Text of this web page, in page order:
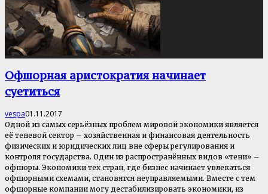
Офшорная аристократия начинает
суетиться
vespa01.11.2017
Одной из самых серьёзных проблем мировой экономики является
её теневой сектор – хозяйственная и финансовая деятельность
физических и юридических лиц вне сферы регулирования и
контроля государства. Один из распространённых видов «тени» –
офшоры. Экономики тех стран, где бизнес начинает увлекаться
офшорными схемами, становятся неуправляемыми. Вместе с тем
офшорные компании могу дестабилизировать экономики, из